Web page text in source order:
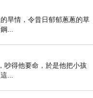
旱情，令昔日郁郁蔥蔥的草
...
吵得他要命，於是他把小孩
...